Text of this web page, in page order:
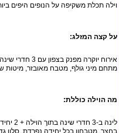
וילה תכלת משקיפה על הנופים היפים
על קצה המזלג:
מתחם מיני גולף, מטבח מאובזר, מיטות שיזוף, 4 מטבחים, 2 סלונים ועוד
מה הוילה כוללת:
לינה